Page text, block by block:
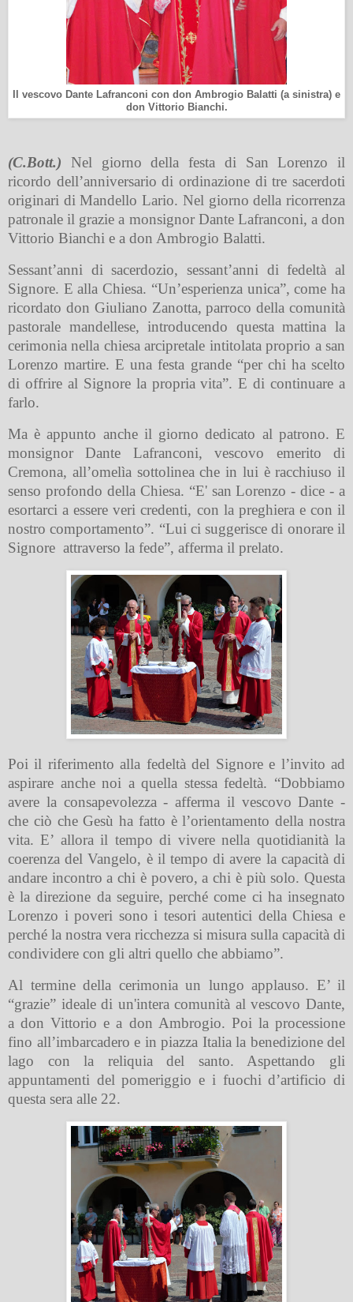
Il vescovo Dante Lafranconi con don Ambrogio Balatti (a sinistra) e
don Vittorio Bianchi.
(C.Bott.) Nel giorno della festa di San Lorenzo il
ricordo dell’anniversario di ordinazione di tre sacerdoti
originari di Mandello Lario. Nel giorno della ricorrenza
patronale il grazie a monsignor Dante Lafranconi, a don
Vittorio Bianchi e a don Ambrogio Balatti.
Sessant’anni di sacerdozio, sessant’anni di fedeltà al
Signore. E alla Chiesa. “Un’esperienza unica”, come ha
ricordato don Giuliano Zanotta, parroco della comunità
pastorale mandellese, introducendo questa mattina la
cerimonia nella chiesa arcipretale intitolata proprio a san
Lorenzo martire. E una festa grande “per chi ha scelto
di offrire al Signore la propria vita”. E di continuare a
farlo.
Ma è appunto anche il giorno dedicato al patrono. E
monsignor Dante Lafranconi, vescovo emerito di
Cremona, all’omelìa sottolinea che in lui è racchiuso il
senso profondo della Chiesa. “E' san Lorenzo - dice - a
esortarci a essere veri credenti, con la preghiera e con il
nostro comportamento”. “Lui ci suggerisce di onorare il
Signore attraverso la fede”, afferma il prelato.
Poi il riferimento alla fedeltà del Signore e l’invito ad
aspirare anche noi a quella stessa fedeltà. “Dobbiamo
avere la consapevolezza - afferma il vescovo Dante -
che ciò che Gesù ha fatto è l’orientamento della nostra
vita. E’ allora il tempo di vivere nella quotidianità la
coerenza del Vangelo, è il tempo di avere la capacità di
andare incontro a chi è povero, a chi è più solo. Questa
è la direzione da seguire, perché come ci ha insegnato
Lorenzo i poveri sono i tesori autentici della Chiesa e
perché la nostra vera ricchezza si misura sulla capacità di
condividere con gli altri quello che abbiamo”.
Al termine della cerimonia un lungo applauso. E’ il
“grazie” ideale di un'intera comunità al vescovo Dante,
a don Vittorio e a don Ambrogio. Poi la processione
fino all’imbarcadero e in piazza Italia la benedizione del
lago con la reliquia del santo. Aspettando gli
appuntamenti del pomeriggio e i fuochi d’artificio di
questa sera alle 22.